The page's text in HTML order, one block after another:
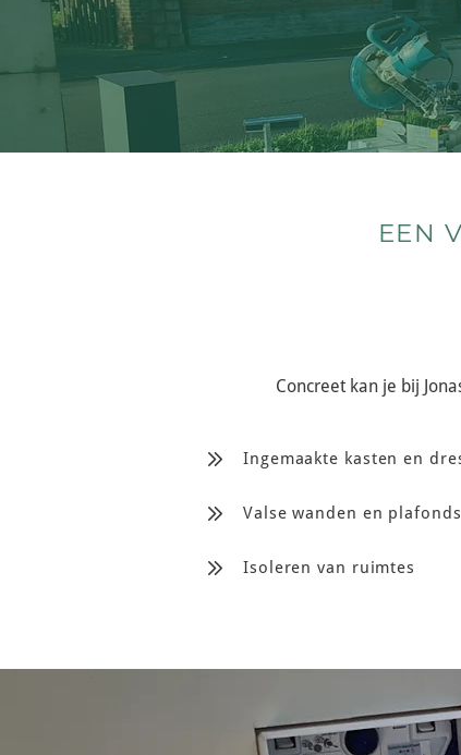
EEN
Concreet kan je bij
Ingemaakte kasten en
Valse wanden en plafonds
Isoleren van ruimtes